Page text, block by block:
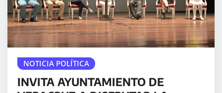
NOTICIA POLÍTICA
INVITA AYUNTAMIENTO DE